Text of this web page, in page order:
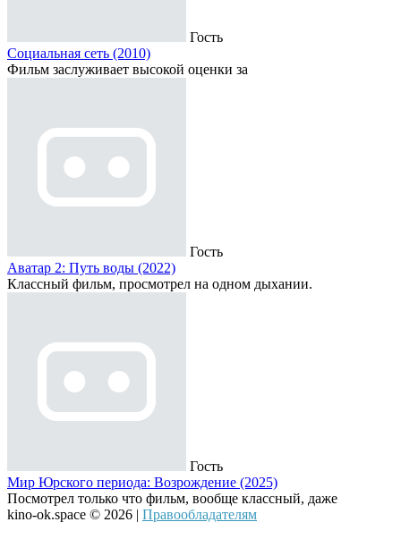
Гость
Социальная сеть (2010)
Фильм заслуживает высокой оценки за
Гость
Аватар 2: Путь воды (2022)
Классный фильм, просмотрел на одном дыхании.
Гость
Мир Юрского периода: Возрождение (2025)
Посмотрел только что фильм, вообще классный, даже
kino-ok.space © 2026 | Правообладателям